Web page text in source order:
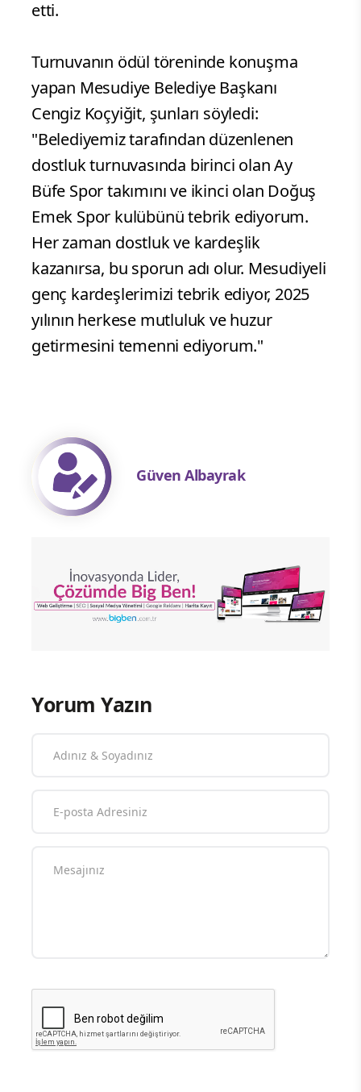
etti.
Turnuvanın ödül töreninde konuşma
yapan Mesudiye Belediye Başkanı
Cengiz Koçyiğit, şunları söyledi:
"Belediyemiz tarafından düzenlenen
dostluk turnuvasında birinci olan Ay
Büfe Spor takımını ve ikinci olan Doğuş
Emek Spor kulübünü tebrik ediyorum.
Her zaman dostluk ve kardeşlik
kazanırsa, bu sporun adı olur. Mesudiyeli
genç kardeşlerimizi tebrik ediyor, 2025
yılının herkese mutluluk ve huzur
getirmesini temenni ediyorum."
Güven Albayrak
Yorum Yazın